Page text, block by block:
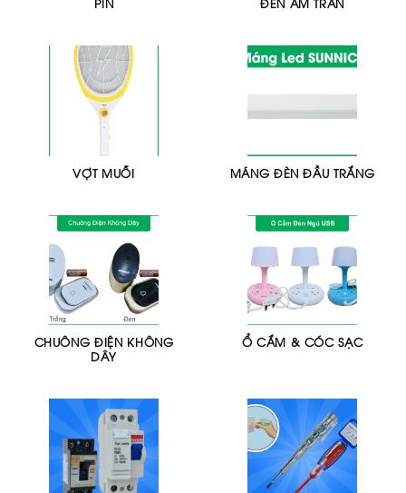
VỢT MUỖI MÁNG ĐÈN ĐẦU TRẮNG
CHUÔNG ĐIỆN KHÔNG
DÂY
Ổ CẮM & CÓC SẠC